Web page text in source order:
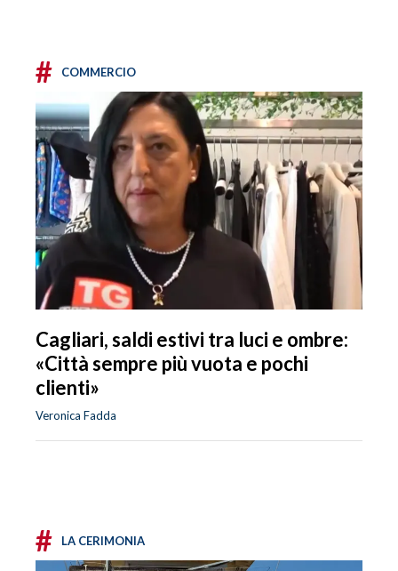
# COMMERCIO
Cagliari, saldi estivi tra luci e ombre:
«Città sempre più vuota e pochi
clienti»
Veronica Fadda
# LA CERIMONIA